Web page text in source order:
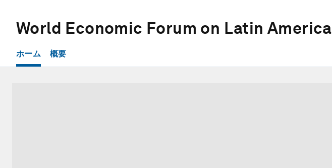
World Economic Forum on Latin America
ホーム 概要